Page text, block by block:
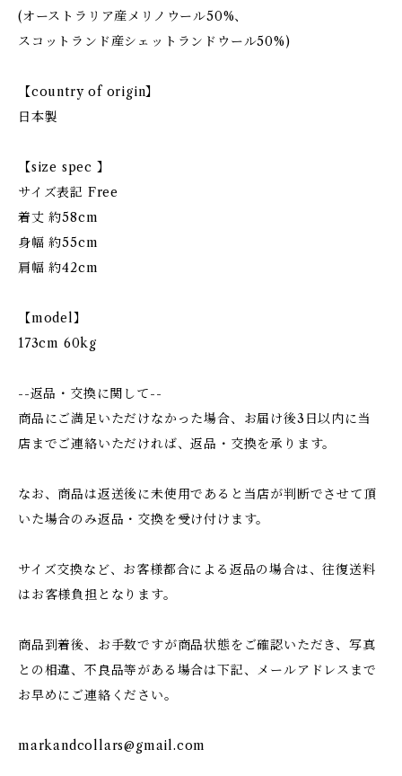
(オーストラリア産メリノウール50%、
スコットランド産シェットランドウール50%)
【country of origin】
日本製
【size spec 】
サイズ表記 Free
着丈 約58cm
身幅 約55cm
肩幅 約42cm
【model】
173cm 60kg
--返品・交換に関して--
商品にご満足いただけなかった場合、お届け後3日以内に当
店までご連絡いただければ、返品・交換を承ります。
なお、商品は返送後に未使用であると当店が判断でさせて頂
いた場合のみ返品・交換を受け付けます。
サイズ交換など、お客様都合による返品の場合は、往復送料
はお客様負担となります。
商品到着後、お手数ですが商品状態をご確認いただき、写真
との相違、不良品等がある場合は下記、メールアドレスまで
お早めにご連絡ください。
markandcollars@gmail.com